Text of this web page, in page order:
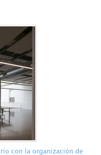
con la organización de